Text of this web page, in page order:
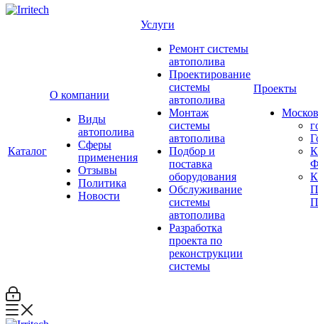
Каталог
О компании
Виды
автополива
Сферы
применения
Отзывы
Политика
Новости
Услуги
Ремонт системы
автополива
Проектирование
системы
автополива
Монтаж
системы
автополива
Подбор и
поставка
оборудования
Обслуживание
системы
автополива
Разработка
проекта по
реконструкции
системы
Проекты